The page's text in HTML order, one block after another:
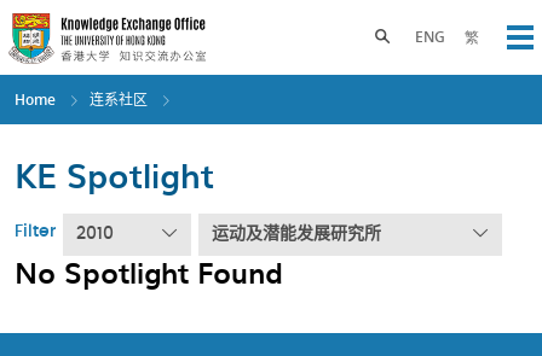
Skip
to
main
content
ENG 繁
Toggle search panel
Home 连系社区
KE Spotlight
Filter 2010 运动及潜能发展研究所
No Spotlight Found